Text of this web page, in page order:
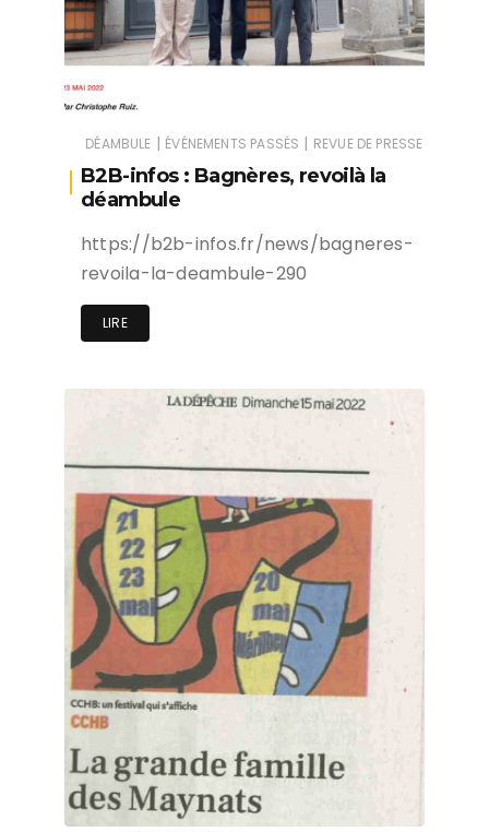
DÉAMBULE | ÉVÉNEMENTS PASSÉS | REVUE DE PRESSE
B2B-infos : Bagnères, revoilà la
déambule
https://b2b-infos.fr/news/bagneres-
revoila-la-deambule-290
LIRE